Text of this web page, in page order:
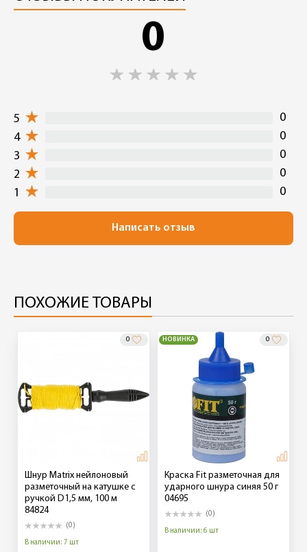
0
5
0
4
0
3
0
2
0
1
0
Написать отзыв
ПОХОЖИЕ ТОВАРЫ
0
Шнур Matrix нейлоновый
разметочный на катушке c
ручкой D1,5 мм, 100 м
84824
(0)
В наличии: 7 шт
НОВИНКА 0
Краска Fit разметочная для
ударного шнура синяя 50 г
04695
(0)
В наличии: 6 шт